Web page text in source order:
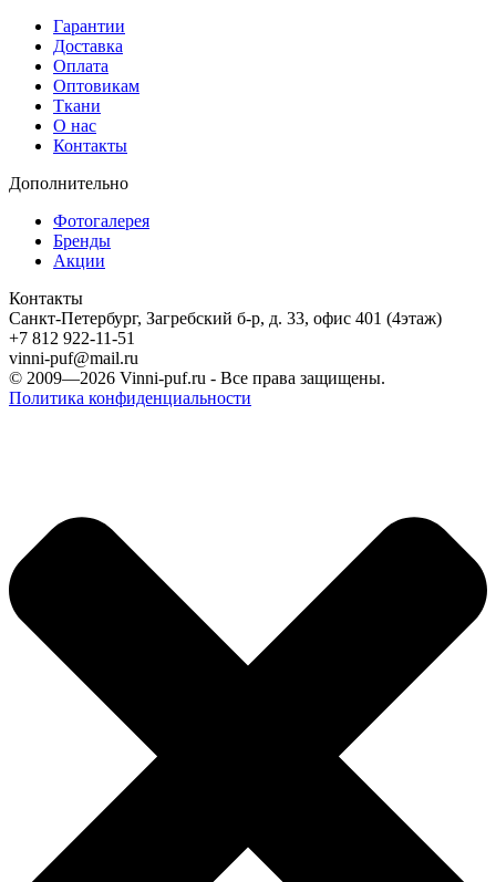
Гарантии
Доставка
Оплата
Оптовикам
Ткани
О нас
Контакты
Дополнительно
Фотогалерея
Бренды
Акции
Контакты
Санкт-Петербург, Загребский б-р, д. 33, офис 401 (4этаж)
+7 812 922-11-51
vinni-puf@mail.ru
© 2009—2026 Vinni-puf.ru - Все права защищены.
Политика конфиденциальности